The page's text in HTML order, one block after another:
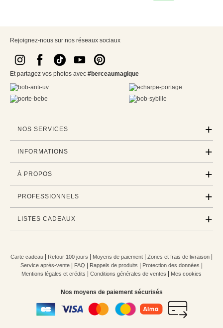
Rejoignez-nous sur nos réseaux sociaux
Et partagez vos photos avec #berceaumagique
NOS SERVICES
INFORMATIONS
À PROPOS
PROFESSIONNELS
LISTES CADEAUX
Carte cadeau | Retour 100 jours | Moyens de paiement | Zones et frais de livraison |
Service après-vente | FAQ | Rappels de produits | Protection des données |
Mentions légales et crédits | Conditions générales de ventes | Mes cookies
Nos moyens de paiement sécurisés